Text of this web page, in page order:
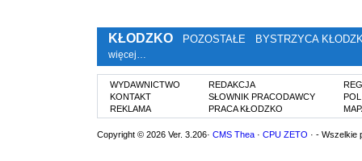
KŁODZKO POZOSTAŁE BYSTRZYCA
więcej…
WYDAWNICTWO
KONTAKT
REKLAMA
REDAKCJA
SŁOWNIK PRACODAWCY
PRACA KŁODZKO
Copyright © 2026 Ver. 3.206· CMS Thea · CPU ZETO · - Wszelkie